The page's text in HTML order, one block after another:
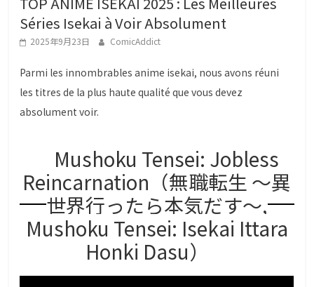
Séries Isekai à Voir Absolument
2025年9月23日 ComicAddict
Parmi les innombrables anime isekai, nous avons réuni
les titres de la plus haute qualité que vous devez
absolument voir.
Mushoku Tensei: Jobless
Reincarnation（無職転生 ～異
世界行ったら本気だす～,
Mushoku Tensei: Isekai Ittara
Honki Dasu）